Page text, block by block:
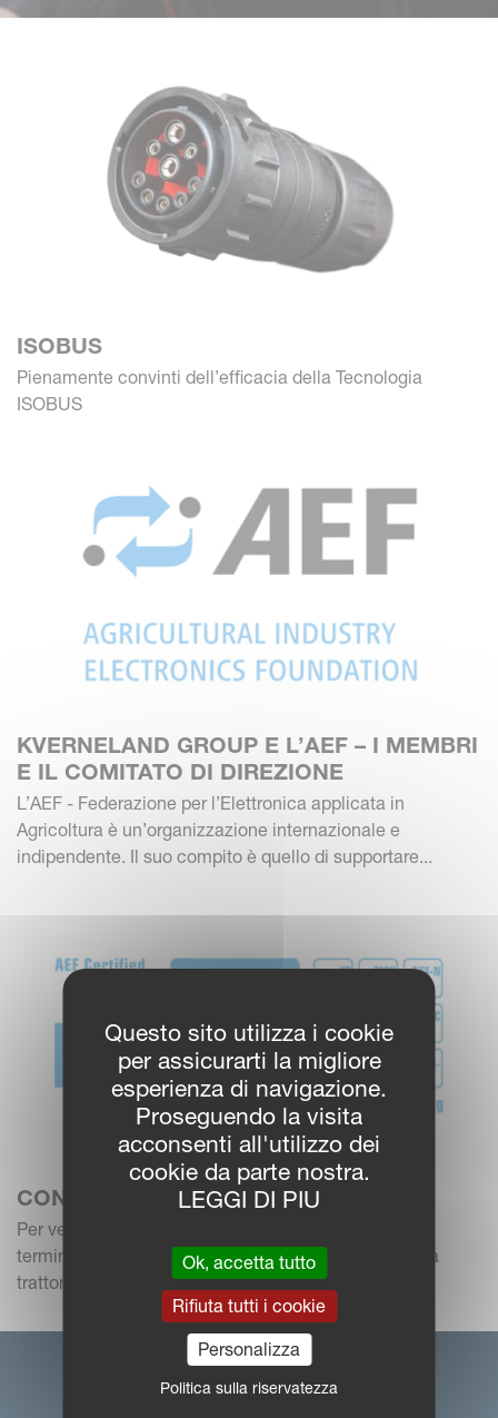
ISOBUS
Pienamente convinti dell’efficacia della Tecnologia
ISOBUS
KVERNELAND GROUP E L’AEF – I MEMBRI
E IL COMITATO DI DIREZIONE
L’AEF - Federazione per l’Elettronica applicata in
Agricoltura è un’organizzazione internazionale e
indipendente. Il suo compito è quello di supportare...
CONTROLLO DELLA COMPATIBILITÀ
Per verificare la compatibilità fra trattore, attrezzo e
terminale:Clicca qui per verificare la compatibilità fra
trattore e macchina
Questo sito utilizza i cookie
per assicurarti la migliore
esperienza di navigazione.
Proseguendo la visita
acconsenti all'utilizzo dei
cookie da parte nostra.
LEGGI DI PIU
Ok, accetta tutto
Rifiuta tutti i cookie
Personalizza
Politica sulla riservatezza